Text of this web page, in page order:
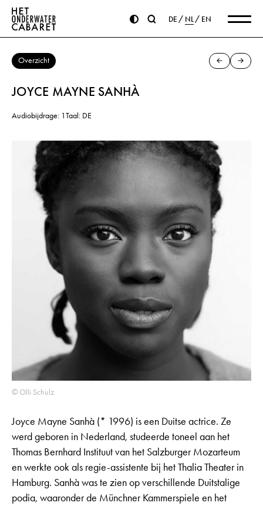
DE NL EN
Overzicht
JOYCE MAYNE SANHÀ
Audiobijdrage: 1Taal: DE
© Olli Schulz
Joyce Mayne Sanhà (* 1996) is een Duitse actrice. Ze
werd geboren in Nederland, studeerde toneel aan het
Thomas Bernhard Instituut van het Salzburger Mozarteum
en werkte ook als regie-assistente bij het Thalia Theater in
Hamburg. Sanhà was te zien op verschillende Duitstalige
podia, waaronder de Münchner Kammerspiele en het